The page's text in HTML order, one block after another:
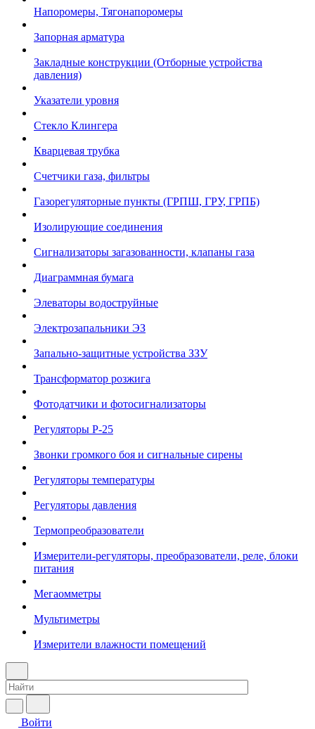
Напоромеры, Тягонапоромеры
Запорная арматура
Закладные конструкции (Отборные устройства
давления)
Указатели уровня
Стекло Клингера
Кварцевая трубка
Счетчики газа, фильтры
Газорегуляторные пункты (ГРПШ, ГРУ, ГРПБ)
Изолирующие соединения
Сигнализаторы загазованности, клапаны газа
Диаграммная бумага
Элеваторы водоструйные
Электрозапальники ЭЗ
Запально-защитные устройства ЗЗУ
Трансформатор розжига
Фотодатчики и фотосигнализаторы
Регуляторы Р-25
Звонки громкого боя и сигнальные сирены
Регуляторы температуры
Регуляторы давления
Термопреобразователи
Измерители-регуляторы, преобразователи, реле, блоки
питания
Мегаомметры
Мультиметры
Измерители влажности помещений
Войти